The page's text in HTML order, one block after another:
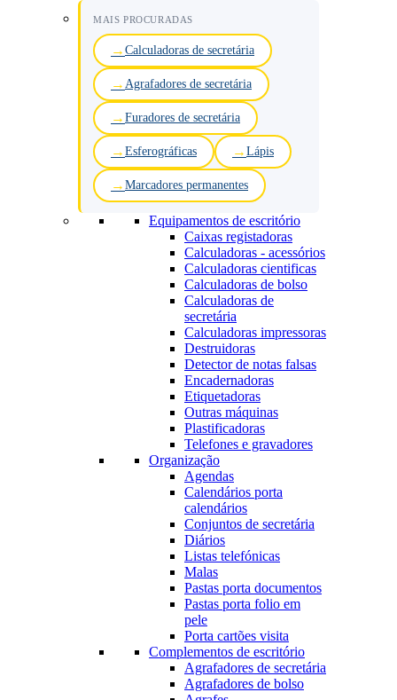
MAIS PROCURADAS
Calculadoras de secretária
Agrafadores de secretária
Furadores de secretária
Esferográficas Lápis
Marcadores permanentes
Equipamentos de escritório
Caixas registadoras
Calculadoras - acessórios
Calculadoras cientificas
Calculadoras de bolso
Calculadoras de
secretária
Calculadoras impressoras
Destruidoras
Detector de notas falsas
Encadernadoras
Etiquetadoras
Outras máquinas
Plastificadoras
Telefones e gravadores
Organização
Agendas
Calendários porta
calendários
Conjuntos de secretária
Diários
Listas telefónicas
Malas
Pastas porta documentos
Pastas porta folio em
pele
Porta cartões visita
Complementos de escritório
Agrafadores de secretária
Agrafadores de bolso